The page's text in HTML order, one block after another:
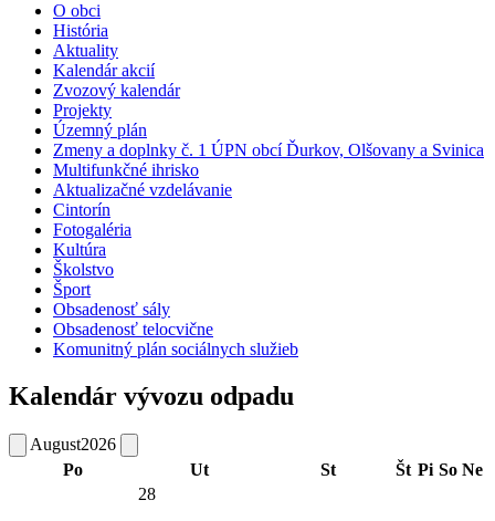
O obci
História
Aktuality
Kalendár akcií
Zvozový kalendár
Projekty
Územný plán
Zmeny a doplnky č. 1 ÚPN obcí Ďurkov, Olšovany a Svinica
Multifunkčné ihrisko
Aktualizačné vzdelávanie
Cintorín
Fotogaléria
Kultúra
Školstvo
Šport
Obsadenosť sály
Obsadenosť telocvične
Komunitný plán sociálnych služieb
Kalendár vývozu odpadu
August2026
Po
Ut St Št Pi So Ne
28